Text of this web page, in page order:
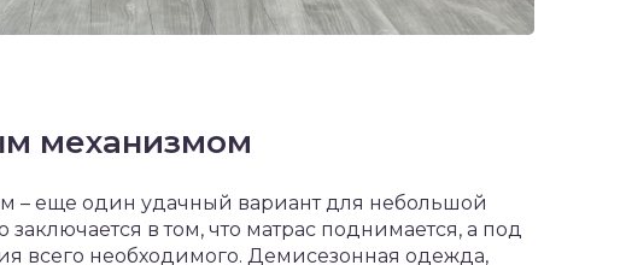
механизмом
– еще один удачный вариант для небольшой
в том, что матрас поднимается, а под
всего необходимого. Демисезонная одежда,